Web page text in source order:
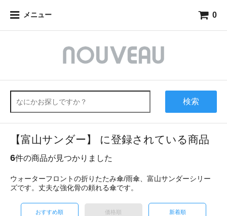
メニュー 0
検索
【富山サンダー】 に登録されている商品
6件の商品が見つかりました
ウォーターフロントの折りたたみ傘/雨傘、富山サンダーシリー
ズです。丈夫な強化骨の頼れる傘です。
おすすめ順 価格順 新着順